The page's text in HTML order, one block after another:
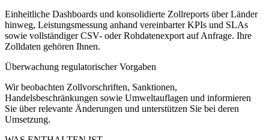
Einheitliche Dashboards und konsolidierte Zollreports über Länder
hinweg, Leistungsmessung anhand vereinbarter KPIs und SLAs
sowie vollständiger CSV- oder Rohdatenexport auf Anfrage. Ihre
Zolldaten gehören Ihnen.
Überwachung regulatorischer Vorgaben
Wir beobachten Zollvorschriften, Sanktionen,
Handelsbeschränkungen sowie Umweltauflagen und informieren
Sie über relevante Änderungen und unterstützen Sie bei deren
Umsetzung.